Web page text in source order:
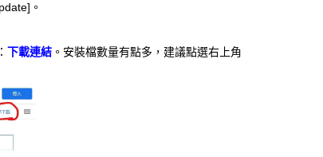
。
下載連結 。安裝檔數量有點多，建議點選右上角